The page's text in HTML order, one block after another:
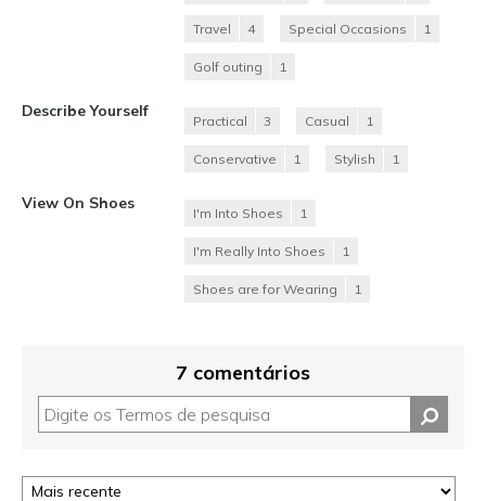
Travel 4 Special Occasions 1
Golf outing 1
Describe Yourself
Practical 3 Casual 1
Conservative 1 Stylish 1
View On Shoes
I'm Into Shoes 1
I'm Really Into Shoes 1
Shoes are for Wearing 1
7 comentários